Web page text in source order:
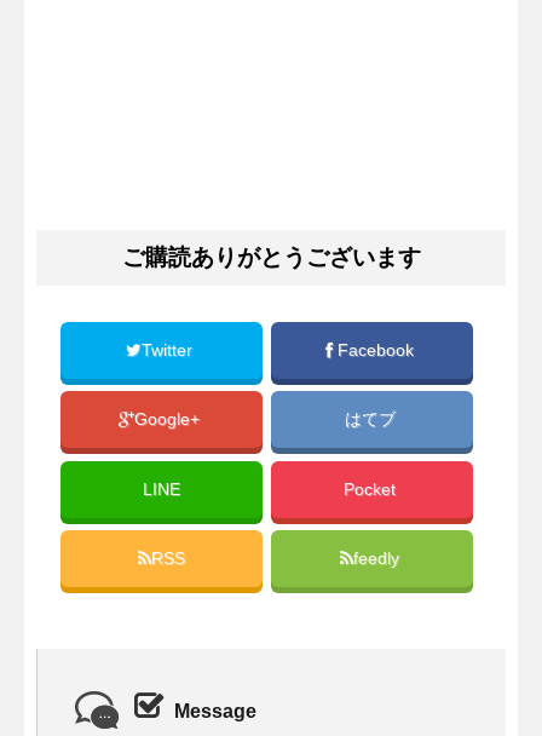
ご購読ありがとうございます
Twitter Facebook
Google+ はてブ
LINE Pocket
RSS feedly
Message